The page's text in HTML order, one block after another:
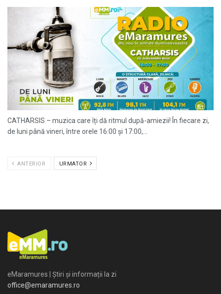
CATHARSIS – muzica care îți dă ritmul după-amiezii! În fiecare zi,
de luni până vineri, între orele 16:00 și 17:00,...
ANTERIOR URMATOR
eMaramures | Știri și informații la zi
office@emaramures.ro